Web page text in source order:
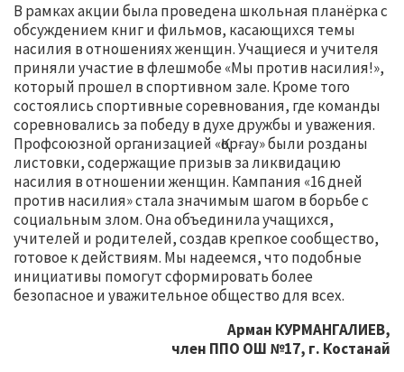
В рамках акции была проведена школьная планёрка с
обсуждением книг и фильмов, касающихся темы
насилия в отношениях женщин. Учащиеся и учителя
приняли участие в флешмобе «Мы против насилия!»,
который прошел в спортивном зале. Кроме того
состоялись спортивные соревнования, где команды
соревновались за победу в духе дружбы и уважения.
Профсоюзной организацией «Қорғау» были розданы
листовки, содержащие призыв за ликвидацию
насилия в отношении женщин. Кампания «16 дней
против насилия» стала значимым шагом в борьбе с
социальным злом. Она объединила учащихся,
учителей и родителей, создав крепкое сообщество,
готовое к действиям. Мы надеемся, что подобные
инициативы помогут сформировать более
безопасное и уважительное общество для всех.
Арман КУРМАНГАЛИЕВ,
член ППО ОШ №17, г. Костанай